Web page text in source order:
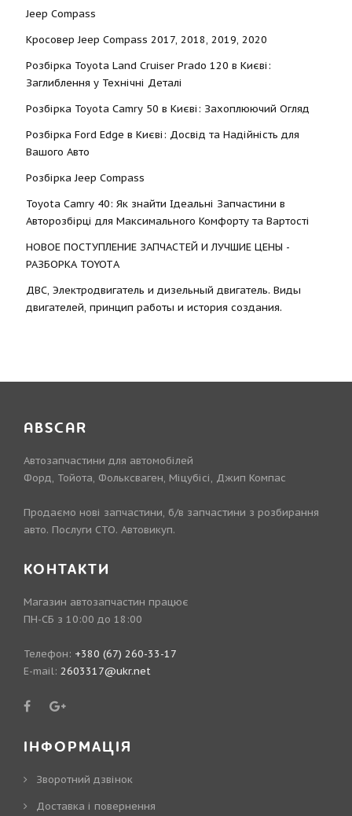
Jeep Compass
Кросовер Jeep Compass 2017, 2018, 2019, 2020
Розбірка Toyota Land Cruiser Prado 120 в Києві:
Заглиблення у Технічні Деталі
Розбірка Toyota Camry 50 в Києві: Захоплюючий Огляд
Розбірка Ford Edge в Києві: Досвід та Надійність для
Вашого Авто
Розбірка Jeep Compass
Toyota Camry 40: Як знайти Ідеальні Запчастини в
Авторозбірці для Максимального Комфорту та Вартості
НОВОЕ ПОСТУПЛЕНИЕ ЗАПЧАСТЕЙ И ЛУЧШИЕ ЦЕНЫ -
РАЗБОРКА TOYOTА
ДВС, Электродвигатель и дизельный двигатель. Виды
двигателей, принцип работы и история создания.
ABSCAR
Автозапчастини для автомобілей
Форд, Тойота, Фольксваген, Міцубісі, Джип Компас
Продаємо нові запчастини, б/в запчастини з розбирання
авто. Послуги СТО. Автовикуп.
КОНТАКТИ
Магазин автозапчастин працює
ПН-СБ з 10:00 до 18:00
Телефон: +380 (67) 260-33-17
E-mail: 2603317@ukr.net
ІНФОРМАЦІЯ
Зворотний дзвінок
Доставка і повернення